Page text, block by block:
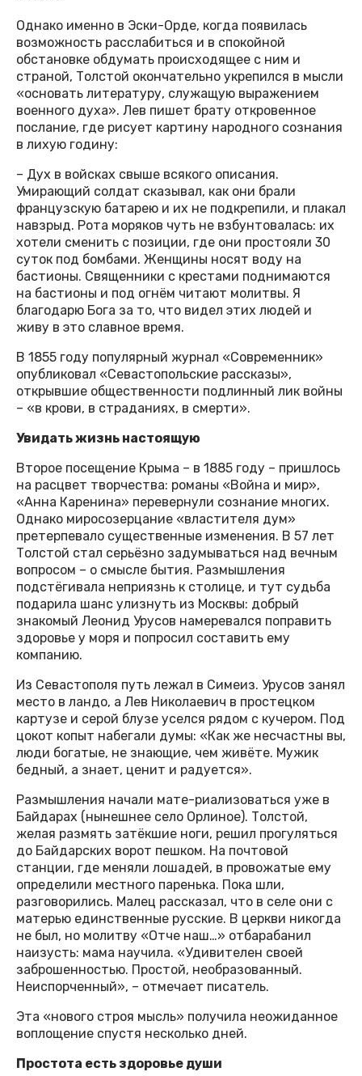
Однако именно в Эски-Орде, когда появилась
возможность расслабиться и в спокойной
обстановке обдумать происходящее с ним и
страной, Толстой окончательно укрепился в мысли
«основать литературу, служащую выражением
военного духа». Лев пишет брату откровенное
послание, где рисует картину народного сознания
в лихую годину:
– Дух в войсках свыше всякого описания.
Умирающий солдат сказывал, как они брали
французскую батарею и их не подкрепили, и плакал
навзрыд. Рота моряков чуть не взбунтовалась: их
хотели сменить с позиции, где они простояли 30
суток под бомбами. Женщины носят воду на
бастионы. Священники с крестами поднимаются
на бастионы и под огнём читают молитвы. Я
благодарю Бога за то, что видел этих людей и
живу в это славное время.
В 1855 году популярный журнал «Современник»
опубликовал «Севастопольские рассказы»,
открывшие общественности подлинный лик войны
– «в крови, в страданиях, в смерти».
Увидать жизнь настоящую
Второе посещение Крыма – в 1885 году – пришлось
на расцвет творчества: романы «Война и мир»,
«Анна Каренина» перевернули сознание многих.
Однако миросозерцание «властителя дум»
претерпевало существенные изменения. В 57 лет
Толстой стал серьёзно задумываться над вечным
вопросом – о смысле бытия. Размышления
подстёгивала неприязнь к столице, и тут судьба
подарила шанс улизнуть из Москвы: добрый
знакомый Леонид Урусов намеревался поправить
здоровье у моря и попросил составить ему
компанию.
Из Севастополя путь лежал в Симеиз. Урусов занял
место в ландо, а Лев Николаевич в простецком
картузе и серой блузе уселся рядом с кучером. Под
цокот копыт набегали думы: «Как же несчастны вы,
люди богатые, не знающие, чем живёте. Мужик
бедный, а знает, ценит и радуется».
Размышления начали мате-риализоваться уже в
Байдарах (нынешнее село Орлиное). Толстой,
желая размять затёкшие ноги, решил прогуляться
до Байдарских ворот пешком. На почтовой
станции, где меняли лошадей, в провожатые ему
определили местного паренька. Пока шли,
разговорились. Малец рассказал, что в селе они с
матерью единственные русские. В церкви никогда
не был, но молитву «Отче наш…» отбарабанил
наизусть: мама научила. «Удивителен своей
заброшенностью. Простой, необразованный.
Неиспорченный», – отмечает писатель.
Эта «нового строя мысль» получила неожиданное
воплощение спустя несколько дней.
Простота есть здоровье души